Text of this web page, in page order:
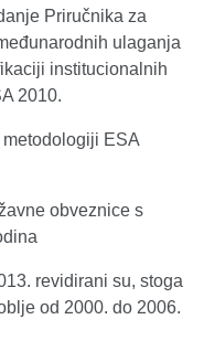
Priručnika za
ulaganja
institucionalnih
2010.
ESA
obveznice s
revidirani su, stoga
od 2000. do 2006.